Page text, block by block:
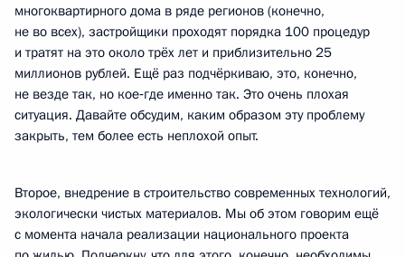
многоквартирного дома в ряде регионов (конечно,
не во всех), застройщики проходят порядка 100 процедур
и тратят на это около трёх лет и приблизительно 25
миллионов рублей. Ещё раз подчёркиваю, это, конечно,
не везде так, но кое‑где именно так. Это очень плохая
ситуация. Давайте обсудим, каким образом эту проблему
закрыть, тем более есть неплохой опыт.
Второе, внедрение в строительство современных технологий,
экологически чистых материалов. Мы об этом говорим ещё
с момента начала реализации национального проекта